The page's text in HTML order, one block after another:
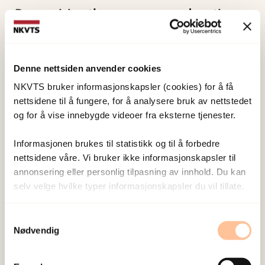
Denne nettsiden anvender cookies
NKVTS bruker informasjonskapsler (cookies) for å få
nettsidene til å fungere, for å analysere bruk av nettstedet
og for å vise innebygde videoer fra eksterne tjenester.
Informasjonen brukes til statistikk og til å forbedre
nettsidene våre. Vi bruker ikke informasjonskapsler til
annonsering eller personlig tilpasning av innhold. Du kan
selv velge hvilke typer informasjonskapsler du vil tillate.
Nødvendig
Recognising the newcomer: education
policy and teaching practices in Norway
Vitenskapelig artikkel og bokkapittel
Soye, E., Hilden, P. K., Andersen, A. J.,
2023
Tvungen migrasjon og flyktningehelset
Strengthening Refugee and Migrant